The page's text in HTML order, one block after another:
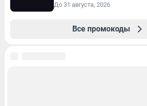
До 31 августа, 2026
Все промокоды